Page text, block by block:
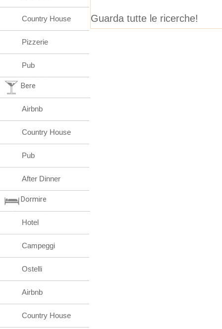
Guarda tutte le ricerche!
Country House
Pizzerie
Pub
Bere
Airbnb
Country House
Pub
After Dinner
Dormire
Hotel
Campeggi
Ostelli
Airbnb
Country House